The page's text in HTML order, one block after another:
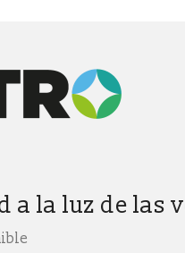
a la luz de las